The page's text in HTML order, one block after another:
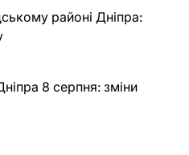
районі Дніпра:
8 серпня: зміни